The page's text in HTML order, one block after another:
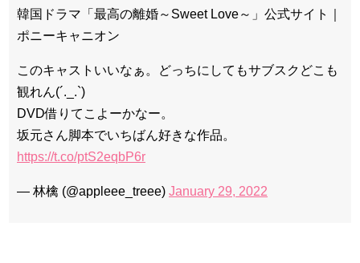
「ライフ・ オン・ マーズ」2019年11月2日TSUTAYAにて先行
レンタル開始！
(ENG SUB) Behind The Scene Hyun Bin 현빈❤️ 손예진 Son Ye
ユン・ギュンサン、番組にも登場した愛猫が急死…イ・ソンギ
ョンら同僚芸能人から慰めの言葉が続々 – Taka News
キングを一部公開（DVD-SET2特典映像より）
「まず熱く掃除せよ」女優キム・ユジョン、「健康がとても回
復…痩せたのはソン・ジェリムのせい!? 」 (11/26)
【裏芸能】キムユジョンの熱愛彼氏はあの大物俳優
いでしょ？” Big News TV
韓国ドラマ「最高の離婚～Sweet Love～」公式サイト｜
ポニーキャニオン
このキャストいいなぁ。どっちにしてもサブスクどこも
観れん(´._.`)
DVD借りてこよーかなー。
坂元さん脚本でいちばん好きな作品。
https://t.co/ptS2eqbP6r
— 林檎 (@appleee_treee) January 29, 2022